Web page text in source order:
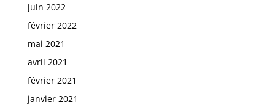
juin 2022
février 2022
mai 2021
avril 2021
février 2021
janvier 2021